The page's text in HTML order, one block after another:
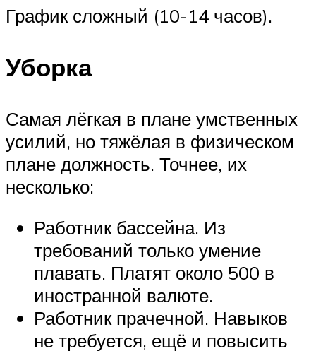
График сложный (10-14 часов).
Уборка
Самая лёгкая в плане умственных
усилий, но тяжёлая в физическом
плане должность. Точнее, их
несколько:
Работник бассейна. Из
требований только умение
плавать. Платят около 500 в
иностранной валюте.
Работник прачечной. Навыков
не требуется, ещё и повысить